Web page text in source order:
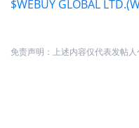
$WEBUY GLOBAL
免责声明：上述内容仅代表发帖